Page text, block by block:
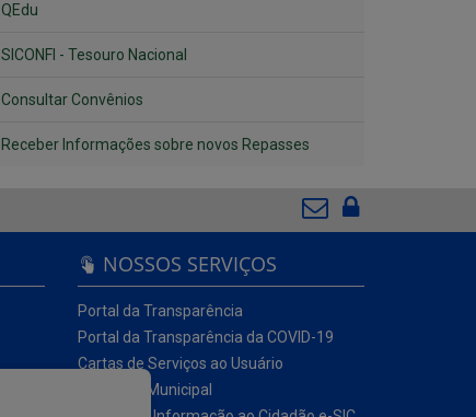
QEdu
SICONFI - Tesouro Nacional
Consultar Convênios
Receber Informações sobre novos Repasses
NOSSOS SERVIÇOS
Portal da Transparência
Portal da Transparência da COVID-19
Cartas de Serviços ao Usuário
Ouvidoria Municipal